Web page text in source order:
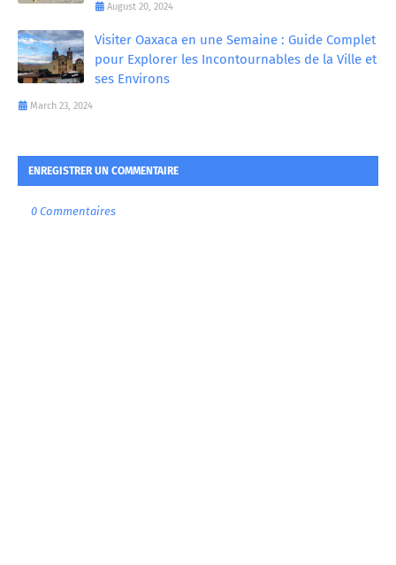
August 20, 2024
Visiter Oaxaca en une Semaine : Guide Complet
pour Explorer les Incontournables de la Ville et
ses Environs
March 23, 2024
ENREGISTRER UN COMMENTAIRE
0 Commentaires